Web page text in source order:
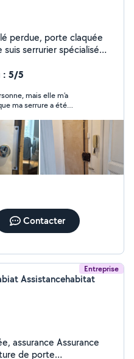
perdue, porte claquée
sans dégâts inutiles, à
Devis clair
intervention Disponible jour et nuit
: 5/5
mais elle m’a
ma serrure a été
Contacter
Entreprise
Assistancehabitat
Assurance